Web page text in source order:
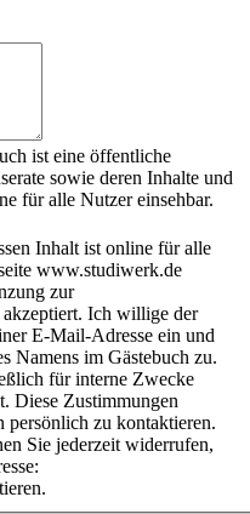
ist eine öffentliche
personenbezogene Daten sind online für alle Nutzer einsehbar.
ist online für alle
Adresse: